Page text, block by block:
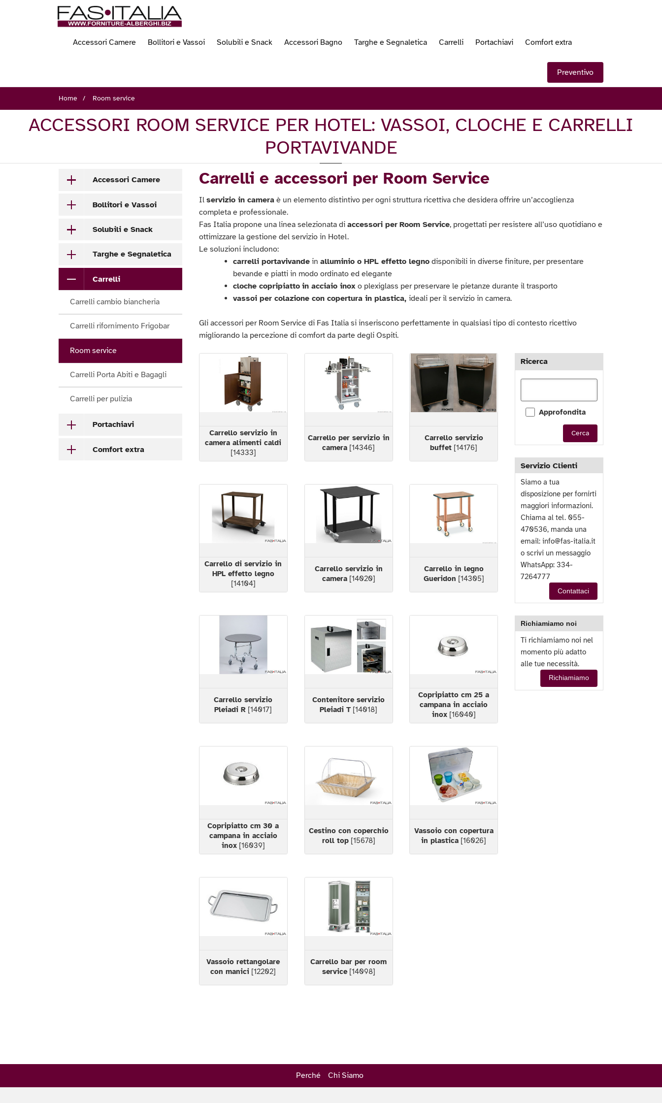
Accessori Camere Bollitori e Vassoi Solubili e Snack Accessori Bagno Targhe e Segnaletica Carrelli Portachiavi Comfort extra
Preventivo
Home Room service
ACCESSORI ROOM SERVICE PER HOTEL: VASSOI, CLOCHE E CARRELLI
PORTAVIVANDE
Accessori Camere
Bollitori e Vassoi
Solubili e Snack
Targhe e Segnaletica
Carrelli
Carrelli cambio biancheria
Carrelli rifornimento Frigobar
Room service
Carrelli Porta Abiti e Bagagli
Carrelli per pulizia
Portachiavi
Comfort extra
Carrelli e accessori per Room Service
Il servizio in cameraè un elemento distintivo per ogni struttura ricettiva che desidera offrire un’accoglienza
completa e professionale.
Fas Italia propone una linea selezionata di accessori per Room Service, progettati per resistere all’uso quotidiano e
ottimizzare la gestione del servizio in Hotel.
Le soluzioni includono:
carrelli portavivandein alluminio o HPL effetto legnodisponibili in diverse finiture, per presentare
bevande e piatti in modo ordinato ed elegante
cloche copripiatto in acciaio inoxo plexiglass per preservare le pietanze durante il trasporto
vassoi per colazione con copertura in plastica, ideali per il servizio in camera.
Gli accessori per Room Service di Fas Italia si inseriscono perfettamente in qualsiasi tipo di contesto ricettivo
migliorando la percezione di comfort da parte degli Ospiti.
Carrello servizio in
camera alimenti caldi
[14333]
Carrello per servizio in
camera [14346]
Carrello servizio
buffet [14176]
Carrello di servizio in
HPL effetto legno
[14104]
Carrello servizio in
camera[14020]
Carrello in legno
Gueridon [14305]
Carrello servizio
Pleiadi R [14017]
Contenitore servizio
Pleiadi T [14018]
Copripiatto cm 25 a
campana in acciaio
inox[16040]
Copripiatto cm 30 a
campana in acciaio
inox[16039]
Cestino con coperchio
roll top[15678]
Vassoio con copertura
in plastica [16026]
Vassoio rettangolare
con manici [12202]
Carrello bar per room
service[14098]
Ricerca
Approfondita
Cerca
Servizio Clienti
Siamo a tua
disposizione per fornirti
maggiori informazioni.
Chiama al tel. 055-
470536, manda una
email:info@fas-italia.it
o scrivi un messaggio
WhatsApp: 334-
7264777
Contattaci
Richiamiamo noi
Ti richiamiamo noi nel
momento più adatto
alle tue necessità.
Richiamiamo
Perché Chi Siamo